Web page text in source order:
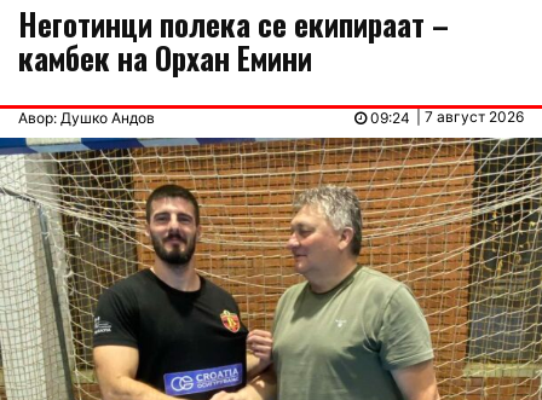
Неготинци полека се екипираат –
камбек на Орхан Емини
Авор: Душко Андов | 7 август 2026
09:24